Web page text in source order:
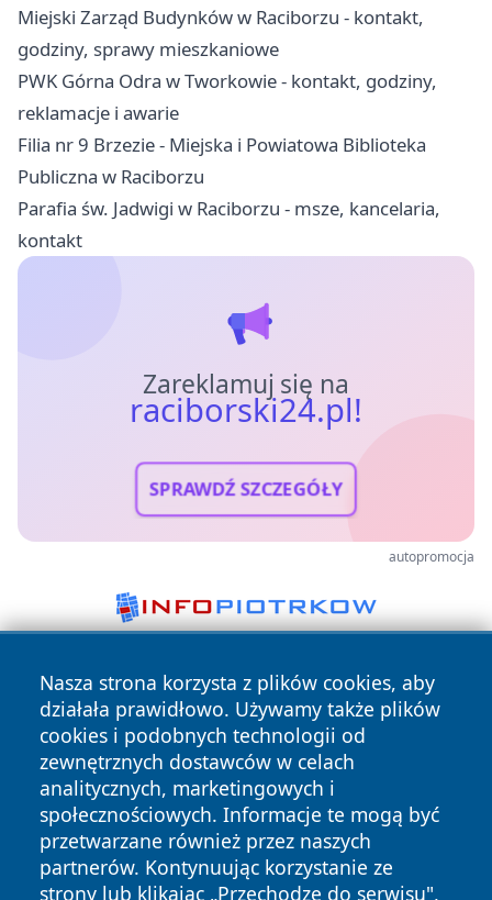
Miejski Zarząd Budynków w Raciborzu - kontakt,
godziny, sprawy mieszkaniowe
PWK Górna Odra w Tworkowie - kontakt, godziny,
reklamacje i awarie
Filia nr 9 Brzezie - Miejska i Powiatowa Biblioteka
Publiczna w Raciborzu
Parafia św. Jadwigi w Raciborzu - msze, kancelaria,
kontakt
Zareklamuj się na
raciborski24.pl!
SPRAWDŹ SZCZEGÓŁY
autopromocja
Nasza strona korzysta z plików cookies, aby
działała prawidłowo. Używamy także plików
cookies i podobnych technologii od
zewnętrznych dostawców w celach
analitycznych, marketingowych i
społecznościowych. Informacje te mogą być
przetwarzane również przez naszych
partnerów. Kontynuując korzystanie ze
strony lub klikając „Przechodzę do serwisu",
Copyright © 2026 raciborski24.pl Wszystkie prawa
zastrzeżone.